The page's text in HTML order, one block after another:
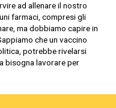
ad allenare il nostro
farmaci, compresi gli
ma dobbiamo capire in
che un vaccino
potrebbe rivelarsi
bisogna lavorare per